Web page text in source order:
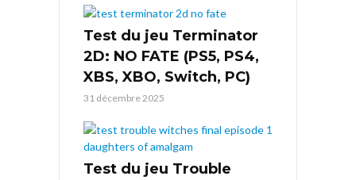
Test du jeu Terminator
2D: NO FATE (PS5, PS4,
XBS, XBO, Switch, PC)
31 décembre 2025
Test du jeu Trouble